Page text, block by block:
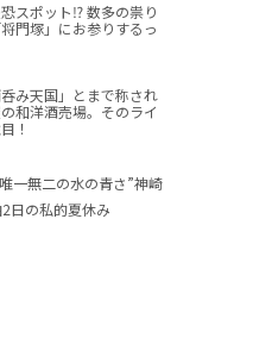
スポット⁉ 数多の祟り
門塚」にお参りするっ
呑み天国」とまで称され
和洋酒売場。そのライ
！
唯一無二の水の青さ”神崎
日の私的夏休み